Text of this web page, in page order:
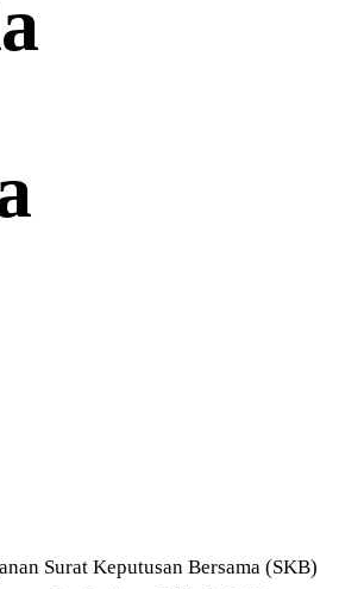
Surat Keputusan Bersama (SKB)